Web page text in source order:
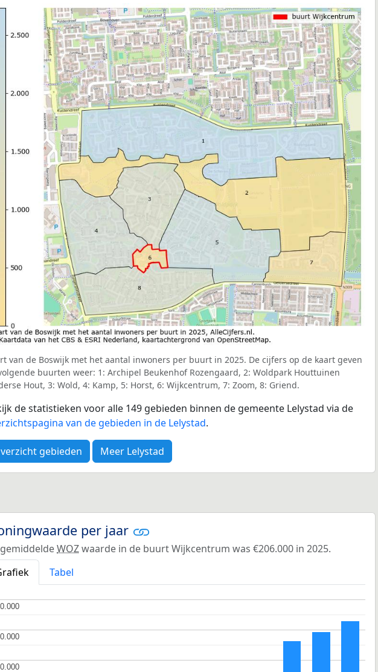
van de Boswijk met het aantal inwoners per buurt in 2025. De cijfers op de kaart geven
buurten weer: 1: Archipel Beukenhof Rozengaard, 2: Woldpark Houttuinen
Hout, 3: Wold, 4: Kamp, 5: Horst, 6: Wijkcentrum, 7: Zoom, 8: Griend.
de statistieken voor alle 149 gebieden binnen de gemeente Lelystad via de
van de gebieden in de Lelystad.
gebieden Meer Lelystad
per jaar
WOZwaarde in de buurt Wijkcentrum was €206.000 in 2025.
Tabel